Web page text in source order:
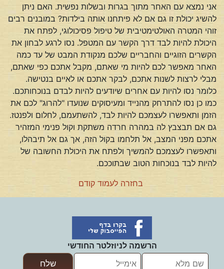
אני נמצא עם האחר מתוך בגרות ובשלות נפשית. האם ניתן
להשיג יכולת זו גם אם לא פיתחנו אותה בילדות? במובנים רבים
זוהי המטרה האולטימטיבית של טיפול פסיכולוגי, לפתח את
היכולת להיות לבד דרך הקשר עם המטפל. נסו לרגע לבחון את
הקשרים הזוגיים והחבריים שלכם מנקודת המבט של עד כמה
האחר מאפשר לכם להיות מי שאתם, מקבל אתכם כפי שאתם,
מבלי לרצות לשנות אתכם, לבקר אתכם או לאיים בנטישה.
כלומר נסו להיות עם אחרים שיודעים להיות לבדם בנוכחותכם.
כמו כן נסו להתרחק מהנייד ומעיסוקים שנועדו "להרוג" לכם את
הזמן ותאפשרו לעצמכם להיות לבד, להשתעמם, לחלום ולפנטז.
גם אם תבצבץ לה במהרה חרדה משתקת וקול פנימי המזהיר
אתכם מפני המצב, אל תלחמו בקול הזה, אך גם אל תיבהלו,
ותאפשרו לעצמכם להמשיך ולפתח את היכולת החשובה של
להיות לבד בנוכחות הטוב שבתוככם.
בחזרה לעמוד קודם
הרשמה לניוזלטר החודשי